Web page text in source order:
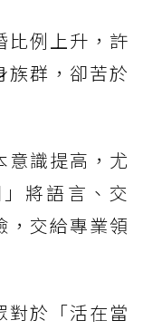
比例上升，許
族群，卻苦於
意識提高，尤
將語言、交
，交給專業領
對於「活在當